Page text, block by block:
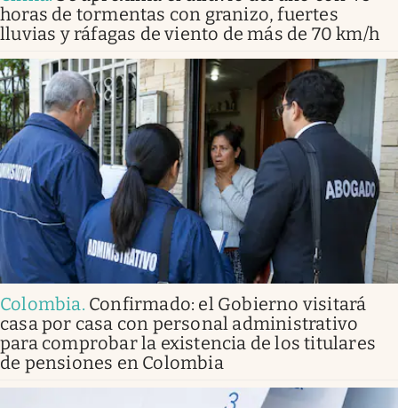
horas de tormentas con granizo, fuertes
lluvias y ráfagas de viento de más de 70 km/h
Colombia. Confirmado: el Gobierno visitará
casa por casa con personal administrativo
para comprobar la existencia de los titulares
de pensiones en Colombia